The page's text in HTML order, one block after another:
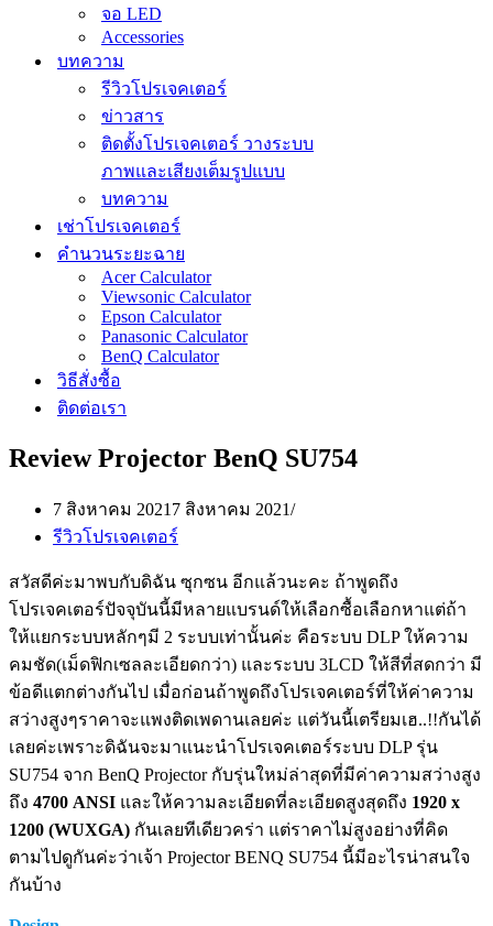
จอ LED
Accessories
บทความ
รีวิวโปรเจคเตอร์
ข่าวสาร
ติดตั้งโปรเจคเตอร์ วางระบบ
ภาพและเสียงเต็มรูปแบบ
บทความ
เช่าโปรเจคเตอร์
คำนวนระยะฉาย
Acer Calculator
Viewsonic Calculator
Epson Calculator
Panasonic Calculator
BenQ Calculator
วิธีสั่งซื้อ
ติดต่อเรา
Review Projector BenQ SU754
7 สิงหาคม 2021 7 สิงหาคม 2021
รีวิวโปรเจคเตอร์
สวัสดีค่ะมาพบกับดิฉัน ซุกซน อีกแล้วนะคะ ถ้าพูดถึง
โปรเจคเตอร์ปัจจุบันนี้มีหลายแบรนด์ให้เลือกซื้อเลือกหาแต่ถ้า
ให้แยกระบบหลักๆมี 2 ระบบเท่านั้นค่ะ คือระบบ DLP ให้ความ
คมชัด(เม็ดฟิกเซลละเอียดกว่า) และระบบ 3LCD ให้สีที่สดกว่า มี
ข้อดีแตกต่างกันไป เมื่อก่อนถ้าพูดถึงโปรเจคเตอร์ที่ให้ค่าความ
สว่างสูงๆราคาจะแพงติดเพดานเลยค่ะ แต่วันนี้เตรียมเฮ..!!กันได้
เลยค่ะเพราะดิฉันจะมาแนะนำโปรเจคเตอร์ระบบ DLP รุ่น
SU754 จาก BenQ Projector กับรุ่นใหม่ล่าสุดที่มีค่าความสว่างสูง
ถึง 4700 ANSI และให้ความละเอียดที่ละเอียดสูงสุดถึง 1920 x
1200 (WUXGA) กันเลยทีเดียวคร่า แต่ราคาไม่สูงอย่างที่คิด
ตามไปดูกันค่ะว่าเจ้า Projector BENQ SU754 นี้มีอะไรน่าสนใจ
กันบ้าง